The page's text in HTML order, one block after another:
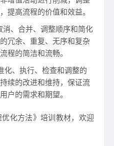
提高流程的价值和效益。
消、合并、调整顺序和简化
冗余、重复、无序和复杂
程的简洁和流畅。
化、执行、检查和调整的
续的改进和维持，保证流
户的需求和期望。
化方法》培训教材，欢迎